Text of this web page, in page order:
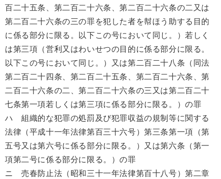
百二十五条、第二百二十六条、第二百二十六条の二又は
第二百二十六条の三の罪を犯した者を幇ほう助する目的
に係る部分に限る。以下この号において同じ。）若しく
は第三項（営利又はわいせつの目的に係る部分に限る。
以下この号において同じ。）又は第二百二十八条（同法
第二百二十四条、第二百二十五条、第二百二十六条、第
二百二十六条の二、第二百二十六条の三又は第二百二十
七条第一項若しくは第三項に係る部分に限る。）の罪
ハ 組織的な犯罪の処罰及び犯罪収益の規制等に関する
法律（平成十一年法律第百三十六号）第三条第一項（第
五号又は第六号に係る部分に限る。）又は第六条（第一
項第二号に係る部分に限る。）の罪
ニ 売春防止法（昭和三十一年法律第百十八号）第二章